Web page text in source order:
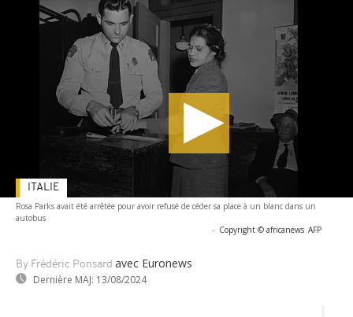
Rosa Parks avait été arrêtée pour avoir refusé de céder sa place à un blanc dans un
autobus
- Copyright © africanews AFP
By Frédéric Ponsard avec Euronews
Dernière MAJ: 13/08/2024
ITALIE